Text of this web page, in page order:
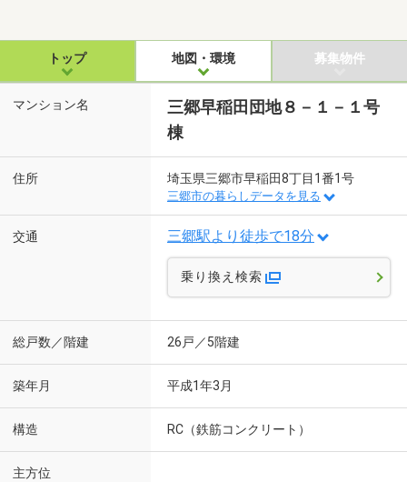
トップ 地図・環境 募集物件
マンション名
三郷早稲田団地８－１－１号
棟
住所 埼玉県三郷市早稲田8丁目1番1号
三郷市の暮らしデータを見る
交通 三郷駅より徒歩で18分
乗り換え検索
総戸数／階建 26戸／5階建
築年月 平成1年3月
構造 RC（鉄筋コンクリート）
主方位